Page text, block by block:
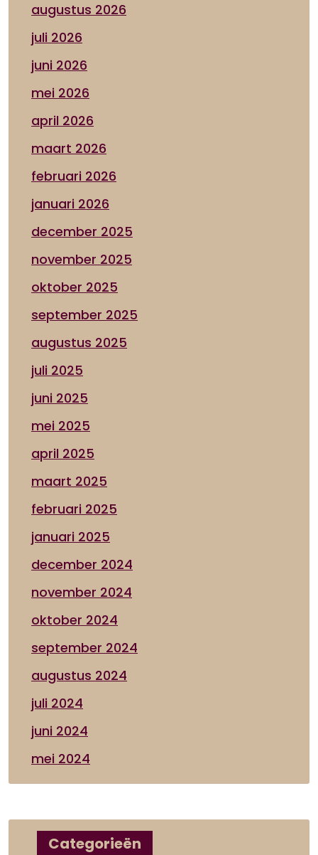
augustus 2026
juli 2026
juni 2026
mei 2026
april 2026
maart 2026
februari 2026
januari 2026
december 2025
november 2025
oktober 2025
september 2025
augustus 2025
juli 2025
juni 2025
mei 2025
april 2025
maart 2025
februari 2025
januari 2025
december 2024
november 2024
oktober 2024
september 2024
augustus 2024
juli 2024
juni 2024
mei 2024
Categorieën